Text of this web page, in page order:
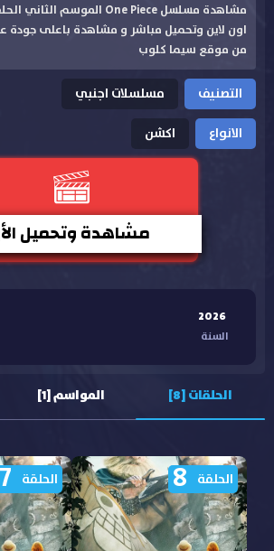
اون لاين وتحميل مباشر و مشاهدة باعلى جودة
من موقع سيما كلوب
التصنيف
مسلسلات اجنبي
الانواع
اكشن
مشاهدة وتحميل
2026
السنة
الحلقات [8] المواسم [1]
الحلقة 8 الحلقة 7